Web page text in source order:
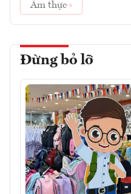
Ẩm thực
Đừng bỏ lỡ